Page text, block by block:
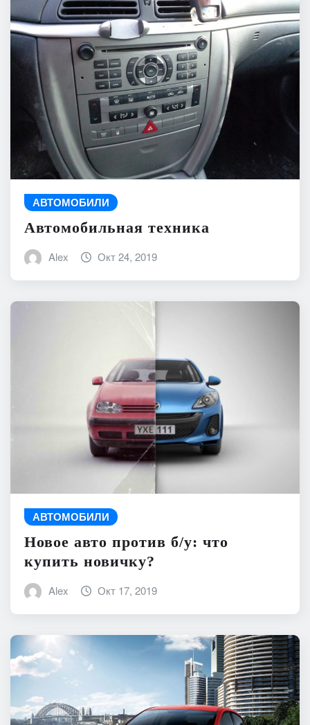
АВТОМОБИЛИ
Автомобильная техника
Alex Окт 24, 2019
АВТОМОБИЛИ
Новое авто против б/у: что
купить новичку?
Alex Окт 17, 2019